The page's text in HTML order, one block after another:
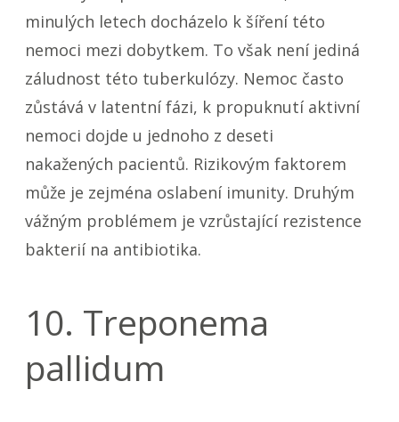
minulých letech docházelo k šíření této
nemoci mezi dobytkem. To však není jediná
záludnost této tuberkulózy. Nemoc často
zůstává v latentní fázi, k propuknutí aktivní
nemoci dojde u jednoho z deseti
nakažených pacientů. Rizikovým faktorem
může je zejména oslabení imunity. Druhým
vážným problémem je vzrůstající rezistence
bakterií na antibiotika.
10. Treponema
pallidum